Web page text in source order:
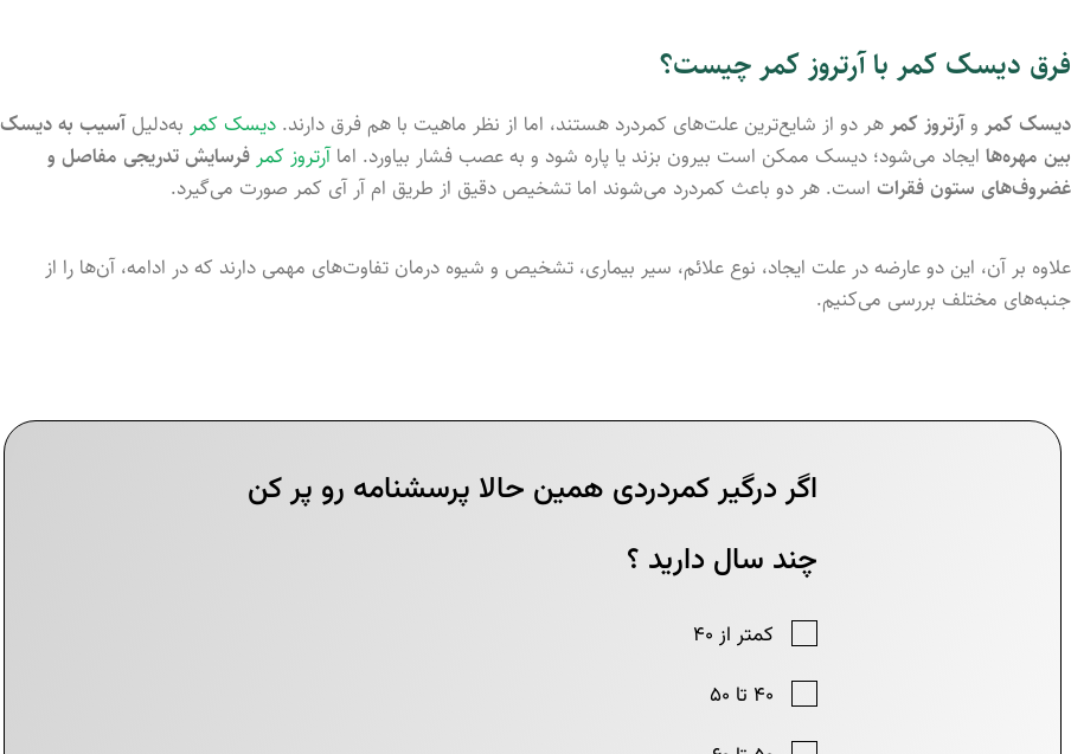
فرق دیسک کمر با آرتروز کمر چیست؟
دیسک کمر وآرتروز کمر هر دو از شایع‌ترین علت‌های کمردرد هستند، اما از نظر ماهیت با هم فرق دارند. دیسک کمر به‌دلیلآسیب به دیسک
بین مهره‌ها ایجاد می‌شود؛ دیسک ممکن است بیرون بزند یا پاره شود و به عصب فشار بیاورد. اماآرتروز کمر فرسایش تدریجی مفاصل و
غضروف‌های ستون فقرات است. هر دو باعث کمردرد می‌شوند اما تشخیص دقیق از طریق ام آر آی کمر صورت می‌گیرد.
علاوه بر آن، این دو عارضه در علت ایجاد، نوع علائم، سیر بیماری، تشخیص و شیوه درمان تفاوت‌های مهمی دارند که در ادامه، آن‌ها را از
جنبه‌های مختلف بررسی می‌کنیم.